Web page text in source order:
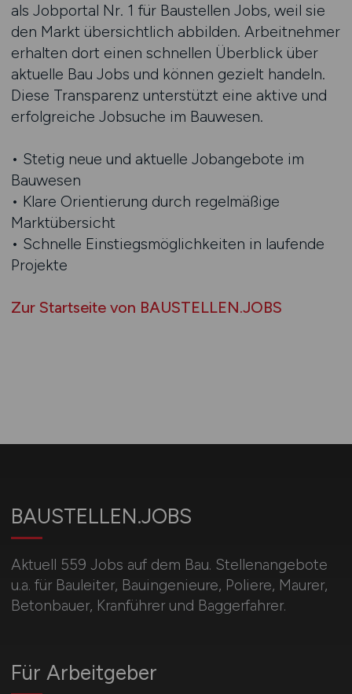
als Jobportal Nr. 1 für Baustellen Jobs, weil sie
den Markt übersichtlich abbilden. Arbeitnehmer
erhalten dort einen schnellen Überblick über
aktuelle Bau Jobs und können gezielt handeln.
Diese Transparenz unterstützt eine aktive und
erfolgreiche Jobsuche im Bauwesen.
• Stetig neue und aktuelle Jobangebote im
Bauwesen
• Klare Orientierung durch regelmäßige
Marktübersicht
• Schnelle Einstiegsmöglichkeiten in laufende
Projekte
Zur Startseite von BAUSTELLEN.JOBS
BAUSTELLEN.JOBS
Aktuell 559 Jobs auf dem Bau. Stellenangebote
u.a. für Bauleiter, Bauingenieure, Poliere, Maurer,
Betonbauer, Kranführer und Baggerfahrer.
Für Arbeitgeber